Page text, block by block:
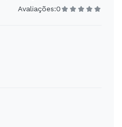
Avaliações:0